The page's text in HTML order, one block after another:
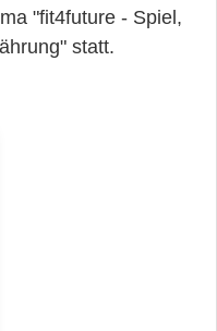
"fit4future - Spiel,
statt.